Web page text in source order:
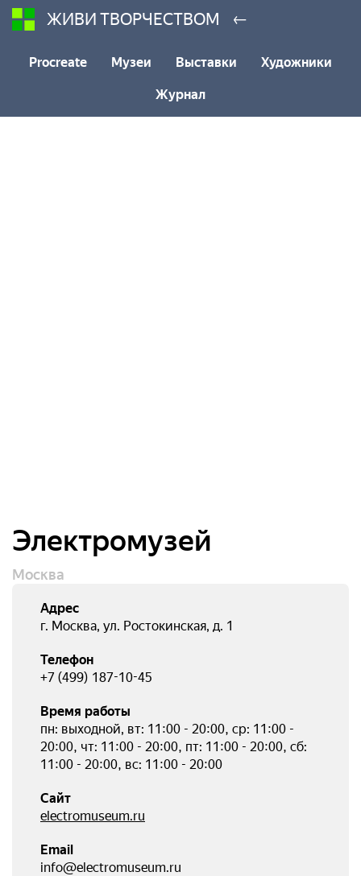
ЖИВИ ТВОРЧЕСТВОМ ←
Procreate Музеи Выставки Художники
Журнал
Электромузей
Москва
Адрес
г. Москва, ул. Ростокинская, д. 1
Телефон
+7 (499) 187-10-45
Время работы
пн: выходной, вт: 11:00 - 20:00, ср: 11:00 -
20:00, чт: 11:00 - 20:00, пт: 11:00 - 20:00, cб:
11:00 - 20:00, вс: 11:00 - 20:00
Сайт
electromuseum.ru
Email
info@electromuseum.ru